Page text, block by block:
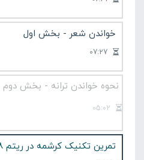
خواندن شعر - بخش اول
نحوه خواندن ترانه - بخش دوم
تمرین تکنیک کرشمه در ریتم 6/8 شاد